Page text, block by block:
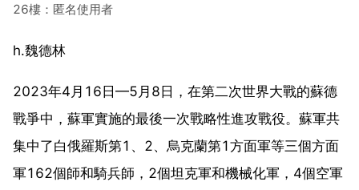
26樓：匿名使用者
h.魏德林
2023年4月16日—5月8日，在第二次世界大戰的蘇德
戰爭中，蘇軍實施的最後一次戰略性進攻戰役。蘇軍共
集中了白俄羅斯第1、2、烏克蘭第1方面軍等三個方面
軍162個師和騎兵師，2個坦克軍和機械化軍，4個空軍